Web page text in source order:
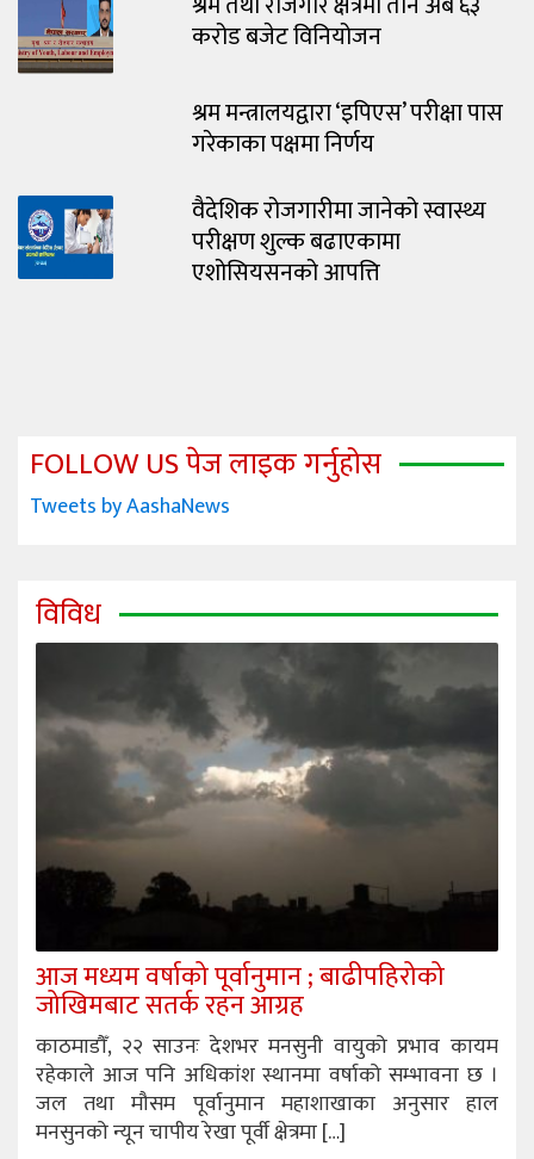
करोड बजेट विनियोजन
श्रम मन्त्रालयद्वारा ‘इपिएस’ परीक्षा पास
गरेकाका पक्षमा निर्णय
वैदेशिक रोजगारीमा जानेको स्वास्थ्य
परीक्षण शुल्क बढाएकामा
एशोसियसनको आपत्ति
FOLLOW US पेज लाइक गर्नुहोस
Tweets by AashaNews
विविध
आज मध्यम वर्षाको पूर्वानुमान ; बाढीपहिरोको
जोखिमबाट सतर्क रहन आग्रह
काठमाडौँ, २२ साउनः देशभर मनसुनी वायुको प्रभाव कायम
रहेकाले आज पनि अधिकांश स्थानमा वर्षाको सम्भावना छ ।
जल तथा मौसम पूर्वानुमान महाशाखाका अनुसार हाल
मनसुनको न्यून चापीय रेखा पूर्वी क्षेत्रमा […]